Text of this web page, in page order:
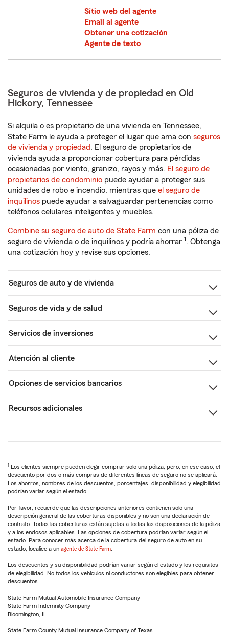
Sitio web del agente
Email al agente
Obtener una cotización
Agente de texto
Seguros de vivienda y de propiedad en Old
Hickory, Tennessee
Si alquila o es propietario de una vivienda en Tennessee,
State Farm le ayuda a proteger el lugar que ama con seguros
de vivienda y propiedad. El seguro de propietarios de
vivienda ayuda a proporcionar cobertura para pérdidas
ocasionadas por viento, granizo, rayos y más. El seguro de
propietarios de condominio puede ayudar a proteger sus
unidades de robo e incendio, mientras que el seguro de
inquilinos puede ayudar a salvaguardar pertenencias como
teléfonos celulares inteligentes y muebles.
Combine su seguro de auto de State Farm con una póliza de
seguro de vivienda o de inquilinos y podría ahorrar 1. Obtenga
una cotización hoy y revise sus opciones.
Seguros de auto y de vivienda
Seguros de vida y de salud
Servicios de inversiones
Atención al cliente
Opciones de servicios bancarios
Recursos adicionales
1 Los clientes siempre pueden elegir comprar solo una póliza, pero, en ese caso, el
descuento por dos o más compras de diferentes líneas de seguro no se aplicará.
Los ahorros, nombres de los descuentos, porcentajes, disponibilidad y elegibilidad
podrían variar según el estado.
Por favor, recuerde que las descripciones anteriores contienen solo una
descripción general de las coberturas disponibles y no son una declaración de
contrato. Todas las coberturas están sujetas a todas las disposiciones de la póliza
y a los endosos aplicables. Las opciones de cobertura podrían variar según el
estado. Para conocer más acerca de la cobertura del seguro de auto en su
estado, localice a un agente de State Farm
Los descuentos y su disponibilidad podrían variar según el estado y los requisitos
de elegibilidad. No todos los vehículos ni conductores son elegibles para obtener
descuentos.
State Farm Mutual Automobile Insurance Company
State Farm Indemnity Company
Bloomington, IL
State Farm County Mutual Insurance Company of Texas